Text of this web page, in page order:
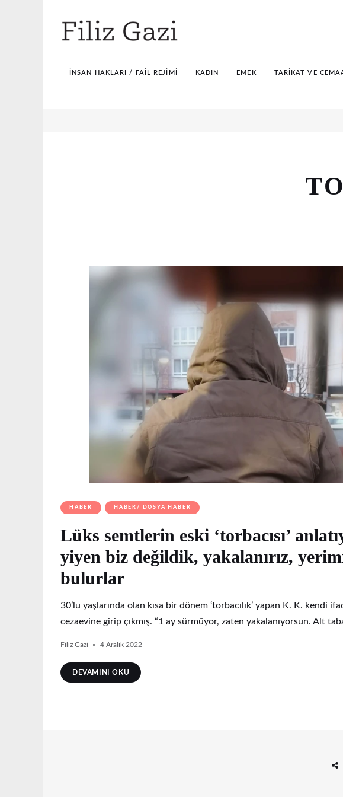
İNSAN HAKLARI / FAIL REJIMI KADIN EMEK TARIKAT VE
HABER HABER/ DOSYA HABER
Lüks semtlerin eski ‘torbacısı’
yiyen biz değildik, yakalanırız,
bulurlar
30’lu yaşlarında olan kısa bir dönem ‘torbacılık’ yapan K. K. kendi
cezaevine girip çıkmış. “1 ay sürmüyor, zaten yakalanıyorsun. Alt
Filiz Gazi 4 Aralık 2022
DEVAMINI OKU